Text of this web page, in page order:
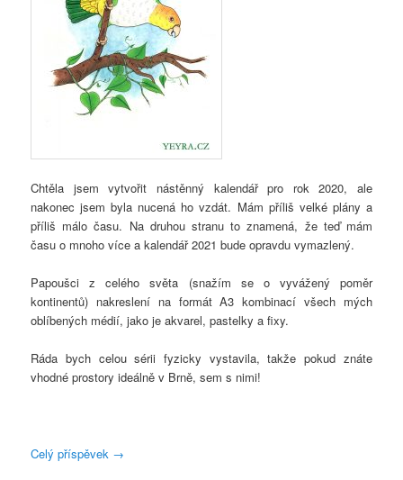
Chtěla jsem vytvořit nástěnný kalendář pro rok 2020, ale
nakonec jsem byla nucená ho vzdát. Mám příliš velké plány a
příliš málo času. Na druhou stranu to znamená, že teď mám
času o mnoho více a kalendář 2021 bude opravdu vymazlený.
Papoušci z celého světa (snažím se o vyvážený poměr
kontinentů) nakreslení na formát A3 kombinací všech mých
oblíbených médií, jako je akvarel, pastelky a fixy.
Ráda bych celou sérii fyzicky vystavila, takže pokud znáte
vhodné prostory ideálně v Brně, sem s nimi!
Celý příspěvek →